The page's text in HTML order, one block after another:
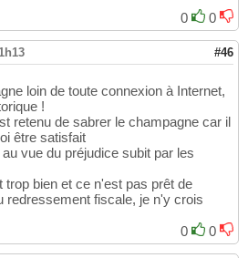
0
0
#46
loin de toute connexion à Internet,
!
retenu de sabrer le champagne car il
être satisfait
vue du préjudice subit par les
bien et ce n'est pas prêt de
redressement fiscale, je n'y crois
0
0